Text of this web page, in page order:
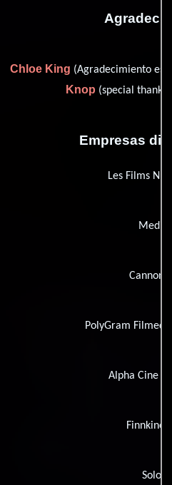
Chloe King (Agradecimiento
Knop (special thanks
Empresas
Les Films
Cannon/
PolyGram Filmed
Alpha Cine
Finnkino
Solopan